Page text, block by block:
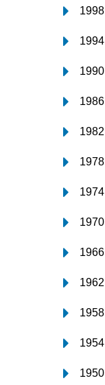
1998
1994
1990
1986
1982
1978
1974
1970
1966
1962
1958
1954
1950